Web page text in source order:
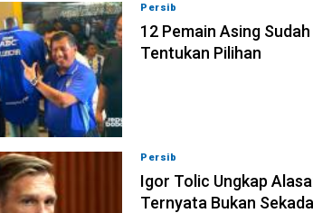
Persib
12 Pemain Asing
Tentukan Pilihan
Persib
Igor Tolic Ungkap
Ternyata Bukan